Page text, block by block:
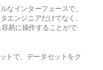
なインターフェースで、
エンジニアだけでなく、
易に操作することがで
トで、データセットをク